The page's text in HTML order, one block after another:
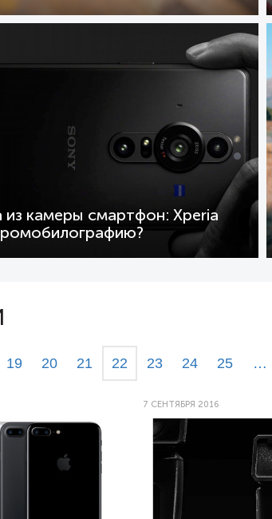
из камеры смартфон: Xperia
19 20 21 22 23 24 25 …
7 СЕНТЯБРЯ 2016